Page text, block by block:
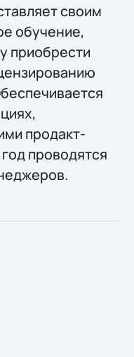
своим
обучение,
приобрести
продакт-
проводятся